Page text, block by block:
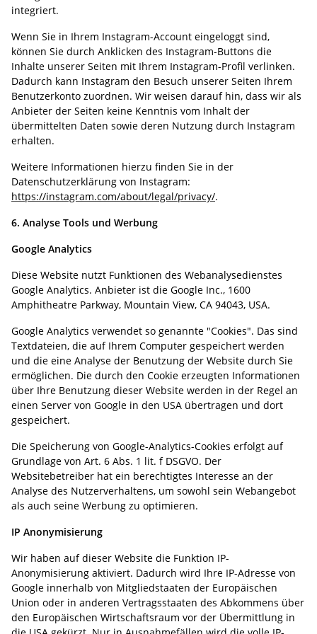
integriert.
Wenn Sie in Ihrem Instagram-Account eingeloggt sind,
können Sie durch Anklicken des Instagram-Buttons die
Inhalte unserer Seiten mit Ihrem Instagram-Profil verlinken.
Dadurch kann Instagram den Besuch unserer Seiten Ihrem
Benutzerkonto zuordnen. Wir weisen darauf hin, dass wir als
Anbieter der Seiten keine Kenntnis vom Inhalt der
übermittelten Daten sowie deren Nutzung durch Instagram
erhalten.
Weitere Informationen hierzu finden Sie in der
Datenschutzerklärung von Instagram:
https://instagram.com/about/legal/privacy/.
6. Analyse Tools und Werbung
Google Analytics
Diese Website nutzt Funktionen des Webanalysedienstes
Google Analytics. Anbieter ist die Google Inc., 1600
Amphitheatre Parkway, Mountain View, CA 94043, USA.
Google Analytics verwendet so genannte "Cookies". Das sind
Textdateien, die auf Ihrem Computer gespeichert werden
und die eine Analyse der Benutzung der Website durch Sie
ermöglichen. Die durch den Cookie erzeugten Informationen
über Ihre Benutzung dieser Website werden in der Regel an
einen Server von Google in den USA übertragen und dort
gespeichert.
Die Speicherung von Google-Analytics-Cookies erfolgt auf
Grundlage von Art. 6 Abs. 1 lit. f DSGVO. Der
Websitebetreiber hat ein berechtigtes Interesse an der
Analyse des Nutzerverhaltens, um sowohl sein Webangebot
als auch seine Werbung zu optimieren.
IP Anonymisierung
Wir haben auf dieser Website die Funktion IP-
Anonymisierung aktiviert. Dadurch wird Ihre IP-Adresse von
Google innerhalb von Mitgliedstaaten der Europäischen
Union oder in anderen Vertragsstaaten des Abkommens über
den Europäischen Wirtschaftsraum vor der Übermittlung in